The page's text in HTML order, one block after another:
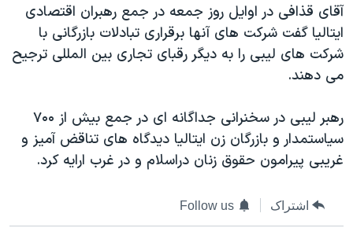
دادگاه حمید نوری
چهل سال گروگان‌گیری
قانون شفافیت دارائی کادر رهبری ایران
اسرائیل در جنگ
نرگس محمدی برنده جایزه نوبل صلح
صفحه‌های ویژه
آقای قذافی در اوایل روز جمعه در جمع رهبران اقتصادی
ایتالیا گفت شرکت های آنها برقراری تبادلات بازرگانی با
شرکت های لیبی را به دیگر رقبای تجاری بین المللی ترجیح
می دهند.
رهبر لیبی در سخنرانی جداگانه ای در جمع بیش از ۷۰۰
سیاستمدار و بازرگان زن ایتالیا دیدگاه های تناقض آمیز و
غریبی پیرامون حقوق زنان دراسلام و در غرب ارایه کرد.
اشتراک Follow us